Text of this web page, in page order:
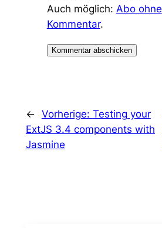
Auch möglich: Abo ohne
Kommentar.
← Vorherige: Testing your
ExtJS 3.4 components with
Jasmine